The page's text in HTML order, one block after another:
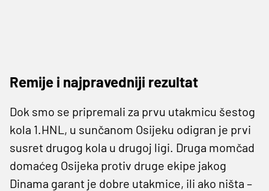
Remije i najpravedniji rezultat
Dok smo se pripremali za prvu utakmicu šestog
kola 1.HNL, u sunčanom Osijeku odigran je prvi
susret drugog kola u drugoj ligi. Druga momčad
domaćeg Osijeka protiv druge ekipe jakog
Dinama garant je dobre utakmice, ili ako ništa –